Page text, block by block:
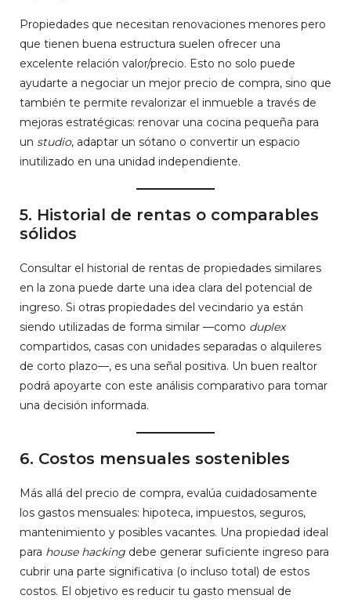
Propiedades que necesitan renovaciones menores pero
que tienen buena estructura suelen ofrecer una
excelente relación valor/precio. Esto no solo puede
ayudarte a negociar un mejor precio de compra, sino que
también te permite revalorizar el inmueble a través de
mejoras estratégicas: renovar una cocina pequeña para
un studio, adaptar un sótano o convertir un espacio
inutilizado en una unidad independiente.
5. Historial de rentas o comparables
sólidos
Consultar el historial de rentas de propiedades similares
en la zona puede darte una idea clara del potencial de
ingreso. Si otras propiedades del vecindario ya están
siendo utilizadas de forma similar —como duplex
compartidos, casas con unidades separadas o alquileres
de corto plazo—, es una señal positiva. Un buen realtor
podrá apoyarte con este análisis comparativo para tomar
una decisión informada.
6. Costos mensuales sostenibles
Más allá del precio de compra, evalúa cuidadosamente
los gastos mensuales: hipoteca, impuestos, seguros,
mantenimiento y posibles vacantes. Una propiedad ideal
para house hacking debe generar suficiente ingreso para
cubrir una parte significativa (o incluso total) de estos
costos. El objetivo es reducir tu gasto mensual de